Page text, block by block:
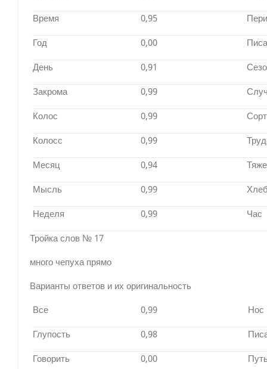
Время 0,95
Год 0,00
День 0,91
Закрома 0,99
Колос 0,99 Сорт
Колосс 0,99 Труд
Месяц 0,94
Мысль 0,99
Неделя 0,99 Час
Тройка слов № 17
много чепуха прямо
Варианты ответов и их оригинальность
Все 0,99 Нос
Глупость 0,98
Говорить 0,00